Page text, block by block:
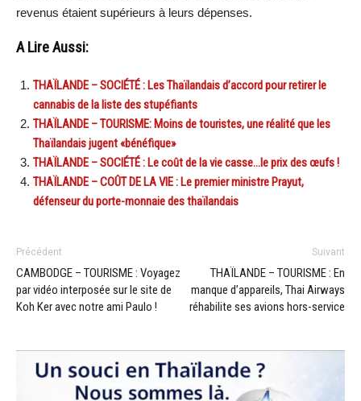
revenus étaient supérieurs à leurs dépenses.
A Lire Aussi:
THAÏLANDE – SOCIÉTÉ : Les Thaïlandais d’accord pour retirer le
cannabis de la liste des stupéfiants
THAÏLANDE – TOURISME: Moins de touristes, une réalité que les
Thaïlandais jugent «bénéfique»
THAÏLANDE – SOCIÉTÉ : Le coût de la vie casse…le prix des œufs !
THAÏLANDE – COÛT DE LA VIE : Le premier ministre Prayut,
défenseur du porte-monnaie des thaïlandais
Précédent
CAMBODGE – TOURISME : Voyagez
par vidéo interposée sur le site de
Koh Ker avec notre ami Paulo !
Suivant
THAÏLANDE – TOURISME : En
manque d’appareils, Thai Airways
réhabilite ses avions hors-service